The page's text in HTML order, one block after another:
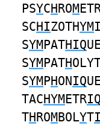
PSYCHROM
SCHIZOTHYMI
SYMPATHIQ
SYMPATH
SYMPHONIQ
TACHYMETRIQ
THROMBOLYT